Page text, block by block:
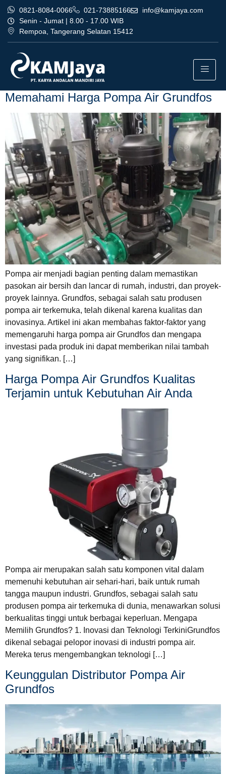
0821-8084-0066 021-73885166
info@kamjaya.com
Senin - Jumat | 8.00 - 17.00 WIB
Rempoa, Tangerang Selatan 15412
Tag:
grundfos karawang
Memahami Harga Pompa Air Grundfos
Pompa air menjadi bagian penting dalam memastikan
pasokan air bersih dan lancar di rumah, industri, dan proyek-
proyek lainnya. Grundfos, sebagai salah satu produsen
pompa air terkemuka, telah dikenal karena kualitas dan
inovasinya. Artikel ini akan membahas faktor-faktor yang
memengaruhi harga pompa air Grundfos dan mengapa
investasi pada produk ini dapat memberikan nilai tambah
yang signifikan. […]
Harga Pompa Air Grundfos Kualitas
Terjamin untuk Kebutuhan Air Anda
Pompa air merupakan salah satu komponen vital dalam
memenuhi kebutuhan air sehari-hari, baik untuk rumah
tangga maupun industri. Grundfos, sebagai salah satu
produsen pompa air terkemuka di dunia, menawarkan solusi
berkualitas tinggi untuk berbagai keperluan. Mengapa
Memilih Grundfos? 1. Inovasi dan Teknologi TerkiniGrundfos
dikenal sebagai pelopor inovasi di industri pompa air.
Mereka terus mengembangkan teknologi […]
Keunggulan Distributor Pompa Air
Grundfos